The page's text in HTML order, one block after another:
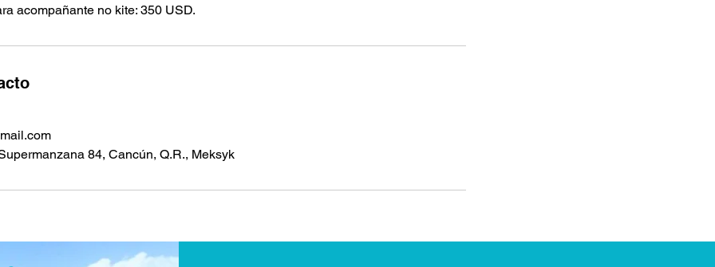
acompañante no kite: 350 USD.
84, Cancún, Q.R., Meksyk